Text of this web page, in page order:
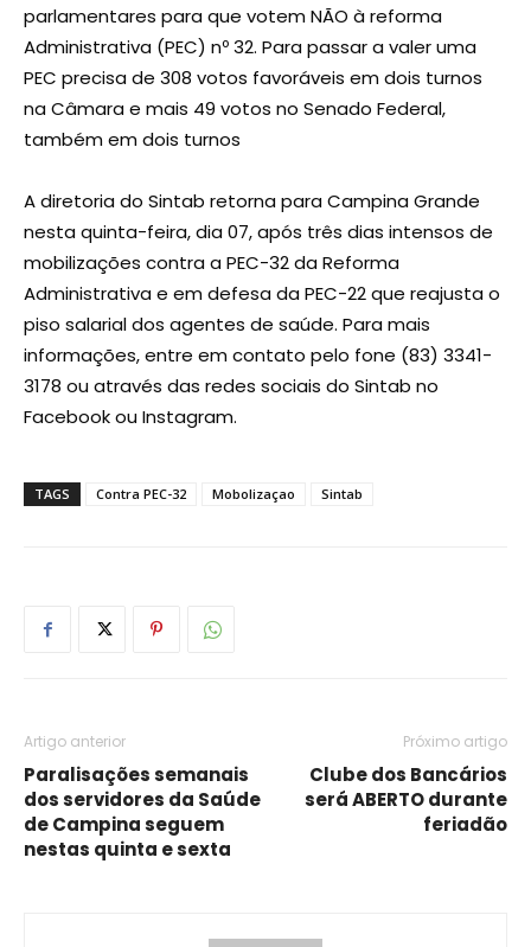
parlamentares para que votem NÃO à reforma
Administrativa (PEC) nº 32. Para passar a valer uma
PEC precisa de 308 votos favoráveis em dois turnos
na Câmara e mais 49 votos no Senado Federal,
também em dois turnos
A diretoria do Sintab retorna para Campina Grande
nesta quinta-feira, dia 07, após três dias intensos de
mobilizações contra a PEC-32 da Reforma
Administrativa e em defesa da PEC-22 que reajusta o
piso salarial dos agentes de saúde. Para mais
informações, entre em contato pelo fone (83) 3341-
3178 ou através das redes sociais do Sintab no
Facebook ou Instagram.
TAGS Contra PEC-32 Mobolizaçao Sintab
Artigo anterior
Paralisações semanais
dos servidores da Saúde
de Campina seguem
nestas quinta e sexta
Próximo artigo
Clube dos Bancários
será ABERTO durante
feriadão